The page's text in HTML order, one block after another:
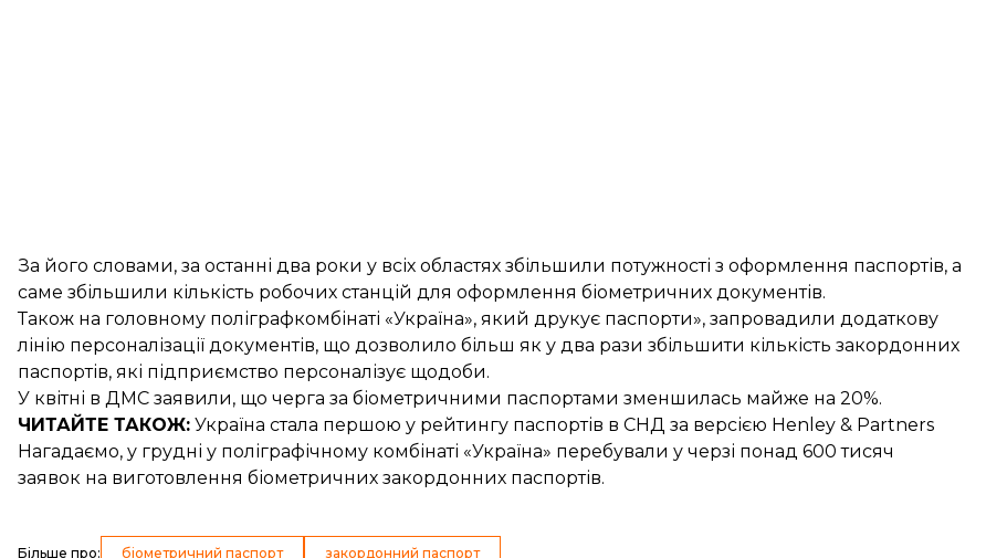
За його словами, за останні два роки у всіх областях збільшили потужності з оформлення паспортів, а
саме збільшили кількість робочих станцій для оформлення біометричних документів.
Також на головному поліграфкомбінаті «Україна», який друкує паспорти», запровадили додаткову
лінію персоналізації документів, що дозволило більш як у два рази збільшити кількість закордонних
паспортів, які підприємство персоналізує щодоби.
У квітні в ДМС заявили, що черга за біометричними паспортами зменшилась майже на 20%.
ЧИТАЙТЕ ТАКОЖ: Україна стала першою у рейтингу паспортів в СНД за версією Henley & Partners
Нагадаємо, у грудні у поліграфічному комбінаті «Україна» перебували у черзі понад 600 тисяч
заявок на виготовлення біометричних закордонних паспортів.
Більше про: біометричний паспорт закордонний паспорт